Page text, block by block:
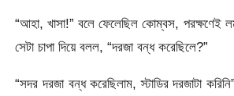
“আহা, খাসা!” বলে ফেলেছিল কোম্বস, পরক্ষণেই
সেটা চাপা দিয়ে বলল, “দরজা বন্ধ করেছিলে?”
“সদর দরজা বন্ধ করেছিলাম, স্টাডির দরজাটা